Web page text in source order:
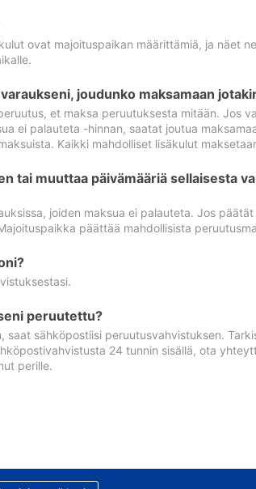
ovat majoituspaikan määrittämiä, ja näet
joudunko maksamaan
et maksa peruutuksesta mitään. Jos
ei palauteta -hinnan, saatat joutua
Kaikki mahdolliset lisäkulut
tai muuttaa päivämääriä sellaisesta
joiden maksua ei palauteta. Jos
päättää mahdollisista
peruutettu?
saat sähköpostiisi peruutusvahvistuksen.
24 tunnin sisällä, ota
perille.